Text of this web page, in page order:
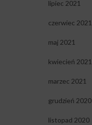
lipiec 2021
czerwiec 2021
maj 2021
kwiecień 2021
marzec 2021
grudzień 2020
listopad 2020